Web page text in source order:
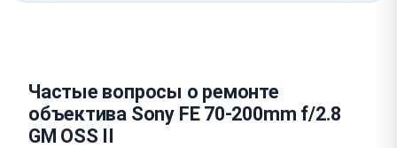
Частые вопросы о ремонте
объектива Sony FE 70-200mm f/2.8
GM OSS II